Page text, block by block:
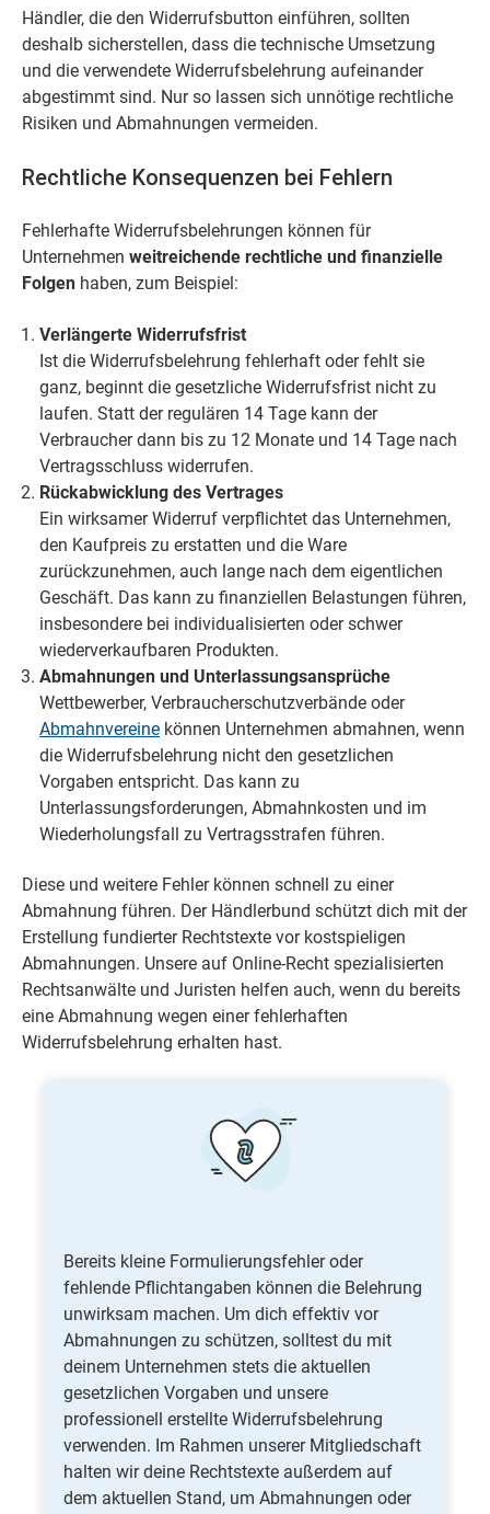
Händler, die den Widerrufsbutton einführen, sollten
deshalb sicherstellen, dass die technische Umsetzung
und die verwendete Widerrufsbelehrung aufeinander
abgestimmt sind. Nur so lassen sich unnötige rechtliche
Risiken und Abmahnungen vermeiden.
Rechtliche Konsequenzen bei Fehlern
Fehlerhafte Widerrufsbelehrungen können für
Unternehmen weitreichende rechtliche und finanzielle
Folgen haben, zum Beispiel:
Verlängerte Widerrufsfrist
Ist die Widerrufsbelehrung fehlerhaft oder fehlt sie
ganz, beginnt die gesetzliche Widerrufsfrist nicht zu
laufen. Statt der regulären 14 Tage kann der
Verbraucher dann bis zu 12 Monate und 14 Tage nach
Vertragsschluss widerrufen.
Rückabwicklung des Vertrages
Ein wirksamer Widerruf verpflichtet das Unternehmen,
den Kaufpreis zu erstatten und die Ware
zurückzunehmen, auch lange nach dem eigentlichen
Geschäft. Das kann zu finanziellen Belastungen führen,
insbesondere bei individualisierten oder schwer
wiederverkaufbaren Produkten.
Abmahnungen und Unterlassungsansprüche
Wettbewerber, Verbraucherschutzverbände oder
Abmahnvereine können Unternehmen abmahnen, wenn
die Widerrufsbelehrung nicht den gesetzlichen
Vorgaben entspricht. Das kann zu
Unterlassungsforderungen, Abmahnkosten und im
Wiederholungsfall zu Vertragsstrafen führen.
Diese und weitere Fehler können schnell zu einer
Abmahnung führen. Der Händlerbund schützt dich mit der
Erstellung fundierter Rechtstexte vor kostspieligen
Abmahnungen. Unsere auf Online-Recht spezialisierten
Rechtsanwälte und Juristen helfen auch, wenn du bereits
eine Abmahnung wegen einer fehlerhaften
Widerrufsbelehrung erhalten hast.
Bereits kleine Formulierungsfehler oder
fehlende Pflichtangaben können die Belehrung
unwirksam machen. Um dich effektiv vor
Abmahnungen zu schützen, solltest du mit
deinem Unternehmen stets die aktuellen
gesetzlichen Vorgaben und unsere
professionell erstellte Widerrufsbelehrung
verwenden. Im Rahmen unserer Mitgliedschaft
halten wir deine Rechtstexte außerdem auf
dem aktuellen Stand, um Abmahnungen oder